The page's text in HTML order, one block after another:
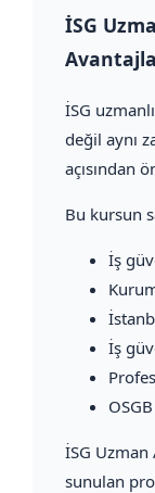
İSG
İSG
değil aynı
açısından
Bu kursun
İş
İş
İSG Uzman
sunulan